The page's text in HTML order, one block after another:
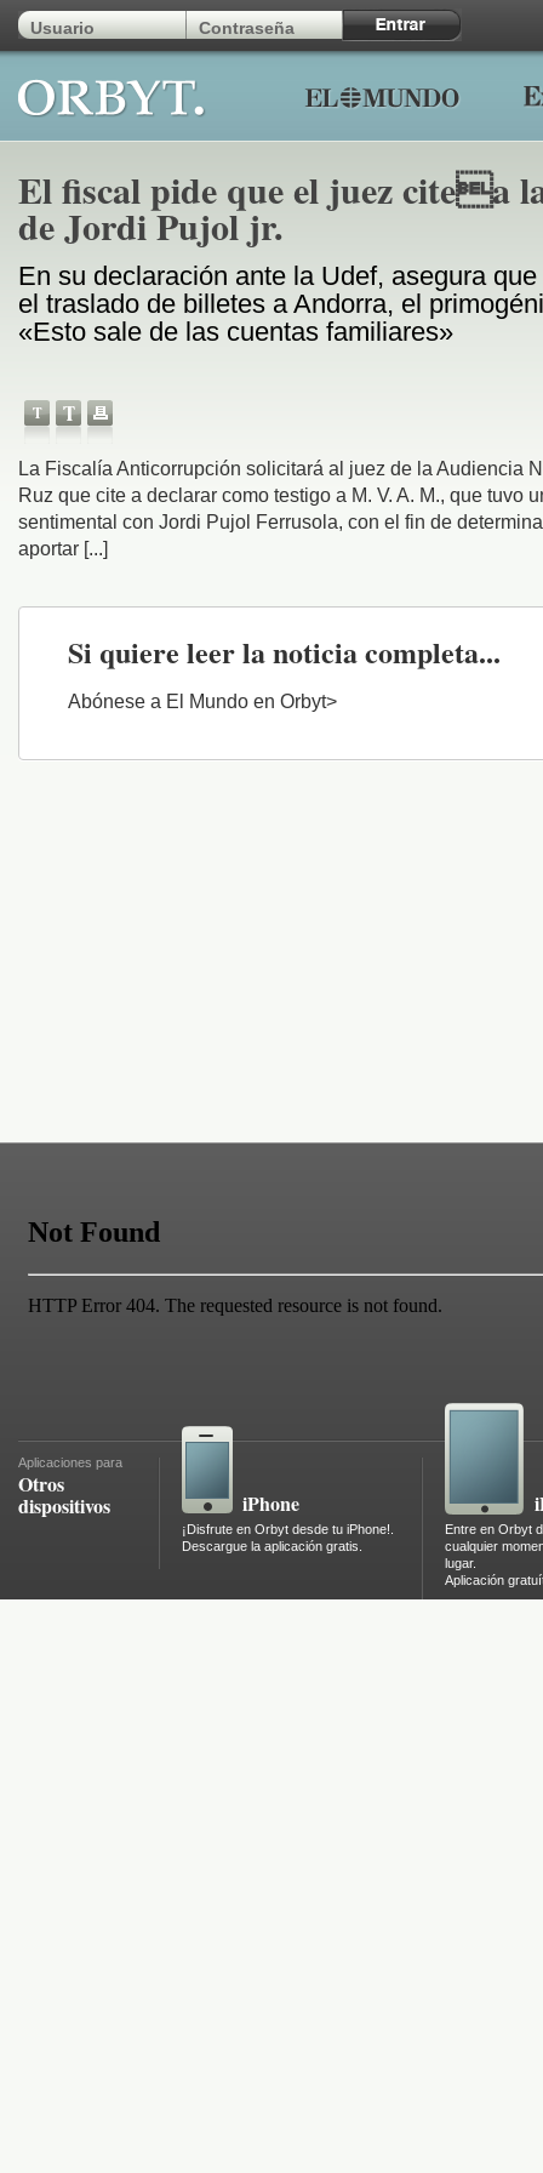
El fiscal pide que el juez citea
de Jordi Pujol jr.
En su declaración ante la Udef, asegura
el traslado de billetes a Andorra, el
«Esto sale de las cuentas familiares»
La Fiscalía Anticorrupción solicitará al juez de la Audiencia
Ruz que cite a declarar como testigo a M. V. A. M., que tuvo
sentimental con Jordi Pujol Ferrusola, con el fin de
aportar [...]
Si quiere leer la noticia completa...
Abónese a El Mundo en Orbyt>
Aplicaciones para
Otros
dispositivos iPhone
¡Disfrute en Orbyt desde tu iPhone!.
Descargue la aplicación gratis.
Entre en Orbyt
cualquier
lugar.
Aplicación